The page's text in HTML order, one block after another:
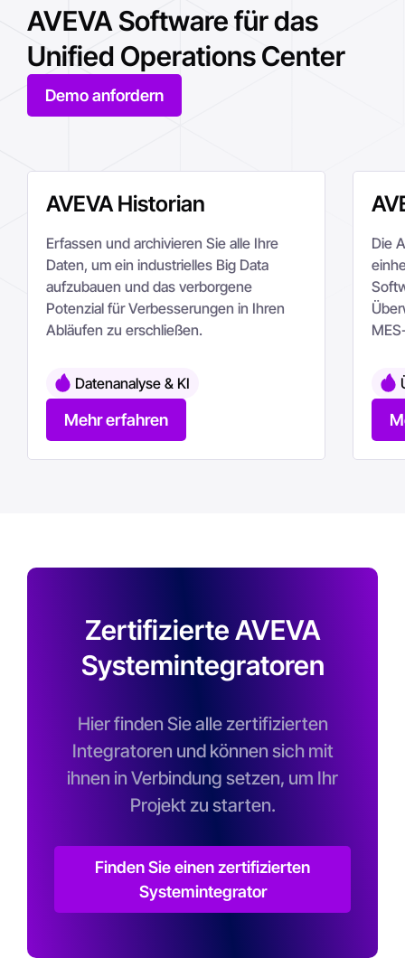
AVEVA Software für das
Unified Operations Center
Demo anfordern
AVEVA Historian
Erfassen und archivieren Sie alle Ihre
Daten, um ein industrielles Big Data
aufzubauen und das verborgene
Potenzial für Verbesserungen in Ihren
Abläufen zu erschließen.
Datenanalyse & KI
Mehr erfahren
Die
Zertifizierte AVEVA
Systemintegratoren
Hier finden Sie alle zertifizierten
Integratoren und können sich mit
ihnen in Verbindung setzen, um Ihr
Projekt zu starten.
Finden Sie einen zertifizierten
Systemintegrator